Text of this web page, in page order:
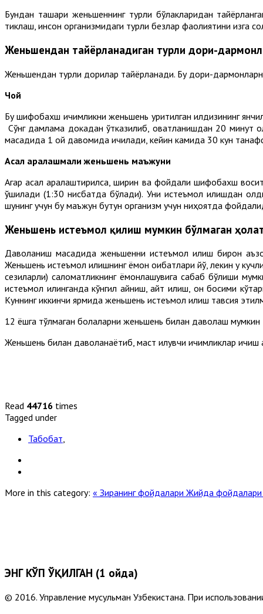
Бундан ташқари женьшеннинг турли бўлакларидан
тиклаш, инсон организмидаги турли безлар фаолиятини изга
Женьшендан тайёрланадиган турли дори-
Женьшендан турли дорилар тайёрланади. Бу дори-
Чой
Бу шифобахш ичимликни женьшень қуритилган илдизининг
Сўнг дамлама докадан ўтказилиб, овқатланишдан 20
мақсадида 1 ой давомида ичилади, кейин камида 30 кун
Асал аралашмали женьшень маъжуни
Агар асал аралаштирилса, ширин ва фойдали шифобахш
қўшилади (1:30 нисбатда бўлади). Уни истеъмол қилишдан
шунинг учун бу маъжун бутун организм учун ниҳоятда
Женьшень истеъмол қилиш мумкин бўлмаган
Даволаниш мақсадида женьшенни истеъмол қилиш бирон
Женьшень истеъмол қилишнинг ёмон оқибатлари йўқ, лекин у
сезиларли) саломатликнинг ёмонлашувига сабаб бўлиши
истеъмол қилинганда кўнгил айниш, қайт қилиш, қон босими
Куннинг иккинчи ярмида женьшень истеъмол қилиш тавсия
12 ёшга тўлмаган болаларни женьшень билан даволаш мумкин
Женьшень билан даволанаётиб, маст қилувчи ичимликлар ичиш
Read 44716 times
Tagged under
Табобат,
More in this category: « Зиранинг фойдалари Жийда фойдалари
ЭНГ КЎП ЎҚИЛГАН (1 ойда)
© 2016. Управление мусульман Узбекистана. При